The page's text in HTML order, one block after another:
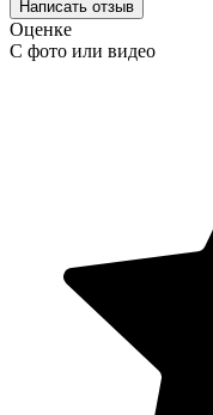
Написать отзыв
Оценке
С фото или видео